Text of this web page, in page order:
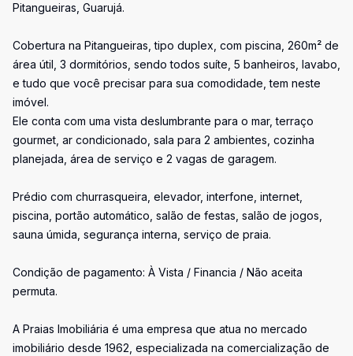
Pitangueiras, Guarujá.
Cobertura na Pitangueiras, tipo duplex, com piscina, 260m² de
área útil, 3 dormitórios, sendo todos suíte, 5 banheiros, lavabo,
e tudo que você precisar para sua comodidade, tem neste
imóvel.
Ele conta com uma vista deslumbrante para o mar, terraço
gourmet, ar condicionado, sala para 2 ambientes, cozinha
planejada, área de serviço e 2 vagas de garagem.
Prédio com churrasqueira, elevador, interfone, internet,
piscina, portão automático, salão de festas, salão de jogos,
sauna úmida, segurança interna, serviço de praia.
Condição de pagamento: À Vista / Financia / Não aceita
permuta.
A Praias Imobiliária é uma empresa que atua no mercado
imobiliário desde 1962, especializada na comercialização de